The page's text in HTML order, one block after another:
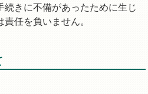
続きに不備があったために生じ
任を負いません。